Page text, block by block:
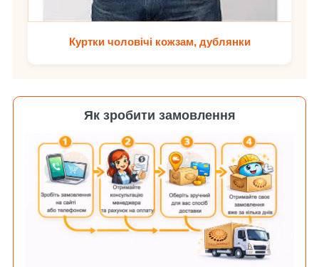
Куртки чоловічі кожзам, дублянки
Як зробити замовлення